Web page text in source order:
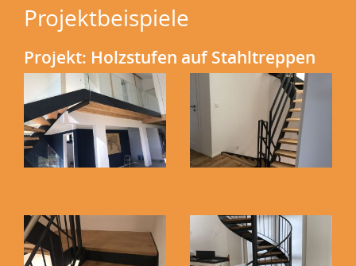
Projektbeispiele
Projekt: Holzstufen auf Stahltreppen